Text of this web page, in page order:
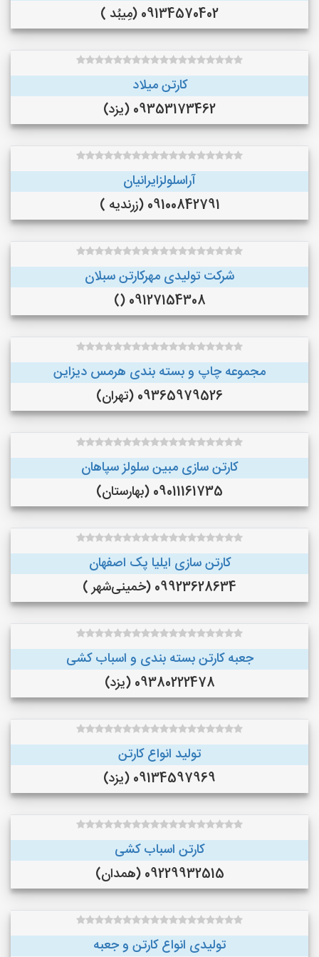
09134570402 (مِیبُد )
کارتن میلاد
09353173462 (یزد)
آراسلولزایرانیان
09100842791 (زرندیه )
شرکت تولیدی مهرکارتن سبلان
09127154308 ()
مجموعه چاپ و بسته بندی هرمس دیزاین
09365979526 (تهران)
کارتن سازی مبین سلولز سپاهان
09011161735 (بهارستان)
کارتن سازی ایلیا پک اصفهان
09923628634 (خمینی‌شهر )
جعبه کارتن بسته بندی و اسباب کشی
09380222478 (یزد)
تولید انواع کارتن
09134597969 (یزد)
کارتن اسباب کشی
09229932515 (همدان)
تولیدی انواع کارتن و جعبه